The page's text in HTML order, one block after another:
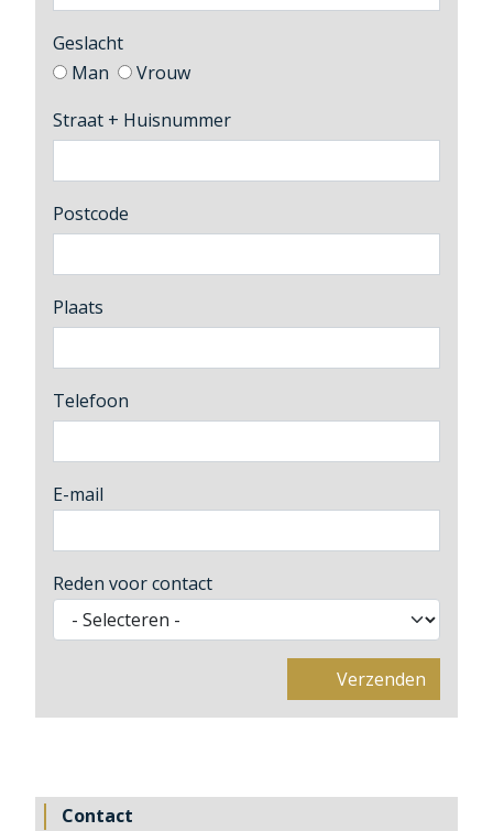
Geslacht
Man
Vrouw
Straat + Huisnummer
Postcode
Plaats
Telefoon
E-mail
Reden voor contact
Verzenden
Contact